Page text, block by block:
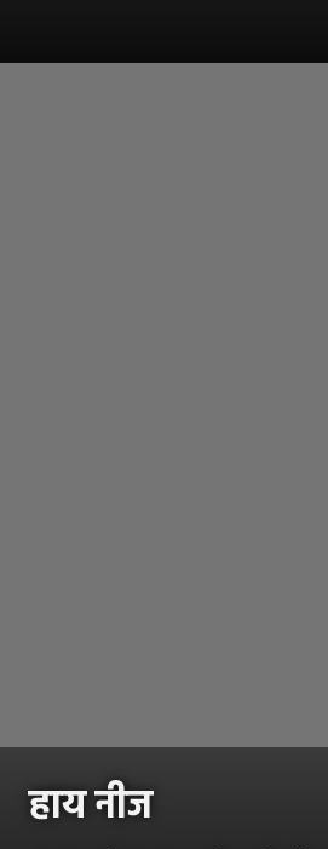
हाय नीज